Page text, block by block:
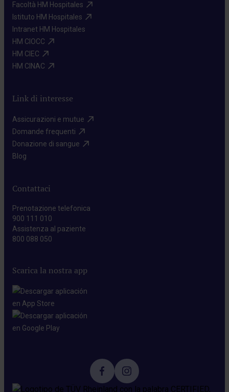
Facoltà HM Hospitales​
Istituto HM Hospitales​
Intranet HM Hospitales​
HM CIOCC​
HM CIEC​
HM CINAC​
Link di interesse
Assicurazioni e mutue​
Domande frequenti​
Donazione di sangue​
Blog​
Contattaci
Prenotazione telefonica
900 111 010
Assistenza al paziente
800 088 050
Scarica la nostra app